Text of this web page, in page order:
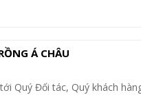
Á CHÂU
Quý Đối tác, Quý khách